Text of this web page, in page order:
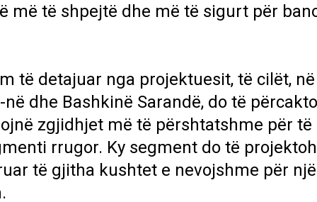
më të shpejtë dhe më të sigurt për
të detajuar nga projektuesit, të cilët, në
dhe Bashkinë Sarandë, do të
zgjidhjet më të përshtatshme për të
rrugor. Ky segment do të
të gjitha kushtet e nevojshme për një